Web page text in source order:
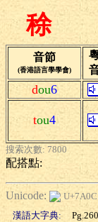
稌
音節
(香港語言學學會)
dou6
tou4
搜索次數: 7800
配搭點:
Unicode:
U+7A0C
漢語大字典: